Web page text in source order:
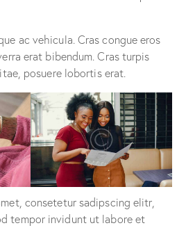
ac vehicula. Cras congue eros
erat bibendum. Cras turpis
posuere lobortis erat.
consetetur sadipscing elitr,
tempor invidunt ut labore et